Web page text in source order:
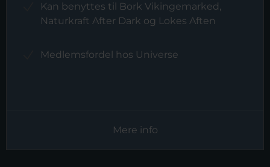
Kan benyttes til Bork Vikingemarked,
Naturkraft After Dark og Lokes Aften
Medlemsfordel hos Universe
Mere info